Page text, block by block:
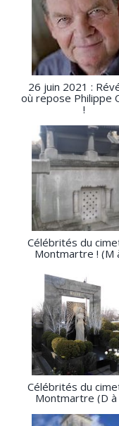
26 juin 2021 :
où repose Philippe
!
Célébrités du
Montmartre ! (M
Célébrités du
Montmartre (D à